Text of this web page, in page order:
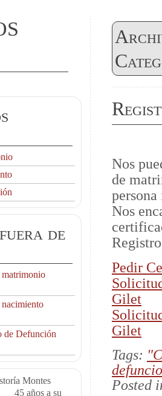
Nos
de
Nos
Pedir
Gilet
Gilet
Tags:
Posted
de
de Defunción
Montes
45 años a su